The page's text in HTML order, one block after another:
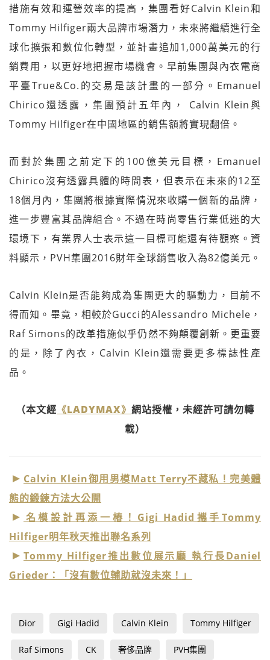
措施有效和運營效率的提高，集團看好Calvin Klein和
Tommy Hilfiger兩大品牌市場潛力，未來將繼續進行全
球化擴張和數位化轉型，並計畫追加1,000萬美元的行
銷費用，以更好地把握市場機會。早前集團與內衣電商
平臺True&Co.的交易是該計畫的一部分。Emanuel
Chirico還透露，集團預計五年內， Calvin Klein與
Tommy Hilfiger在中國地區的銷售額將實現翻倍。
而對於集團之前定下的100億美元目標，Emanuel
Chirico沒有透露具體的時間表，但表示在未來的12至
18個月內，集團將根據實際情況來收購一個新的品牌，
進一步豐富其品牌組合。不過在時尚零售行業低迷的大
環境下，有業界人士表示這一目標可能還有待觀察。資
料顯示，PVH集團2016財年全球銷售收入為82億美元。
Calvin Klein是否能夠成為集團更大的驅動力，目前不
得而知。畢竟，相較於Gucci的Alessandro Michele，
Raf Simons的改革措施似乎仍然不夠顛覆創新。更重要
的是，除了內衣，Calvin Klein還需要更多標誌性產
品。
（本文經 《LADYMAX》 網站授權，未經許可請勿轉
載）
Calvin Klein御用男模Matt Terry不藏私！完美體
態的鍛鍊方法大公開
名模設計再添一樁！Gigi Hadid攜手Tommy
Hilfiger明年秋天推出聯名系列
Tommy Hilfiger推出數位展示廳 執行長Daniel
Grieder：「沒有數位輔助就沒未來！」
Dior Gigi Hadid Calvin Klein Tommy Hilfiger
Raf Simons CK 奢侈品牌 PVH集團